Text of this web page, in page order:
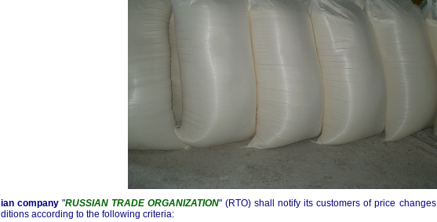
"RUSSIAN TRADE ORGANIZATION" (RTO) shall notify its customers of price changes
according to the following criteria: